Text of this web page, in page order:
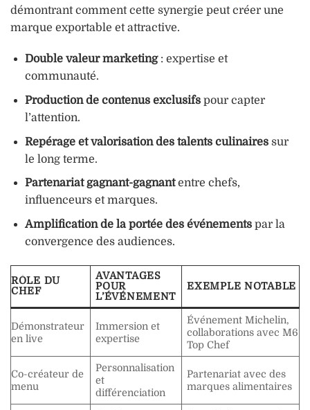
démontrant comment cette synergie peut créer une
marque exportable et attractive.
Double valeur marketing: expertise et
communauté.
Production de contenus exclusifspour capter
l’attention.
Repérage et valorisation des talents culinairessur
le long terme.
Partenariat gagnant-gagnantentre chefs,
influenceurs et marques.
Amplification de la portée des événementspar la
convergence des audiences.
RÔLE DU
CHEF
AVANTAGES
POUR
L’ÉVÉNEMENT
EXEMPLE NOTABLE
Démonstrateur
en live
Immersion et
expertise
Événement Michelin,
collaborations avec M6
Top Chef
Co-créateur de
menu
Personnalisation
et
différenciation
Partenariat avec des
marques alimentaires